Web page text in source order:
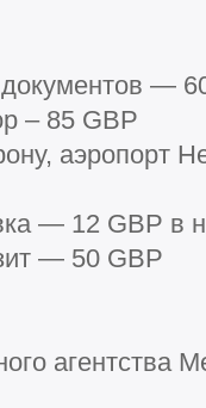
документов —
– 85 GBP
аэропорт
— 12 GBP в
— 50 GBP
агентства